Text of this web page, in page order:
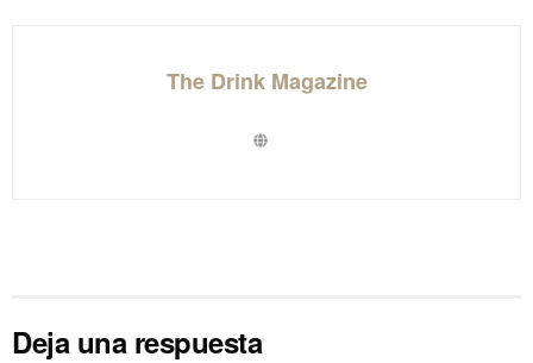
The Drink Magazine
Deja una respuesta